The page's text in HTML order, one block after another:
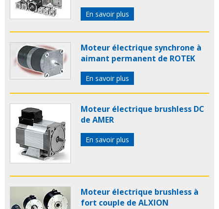
En savoir plus
Moteur électrique synchrone à
aimant permanent de ROTEK
En savoir plus
Moteur électrique brushless DC
de AMER
En savoir plus
Moteur électrique brushless à
fort couple de ALXION